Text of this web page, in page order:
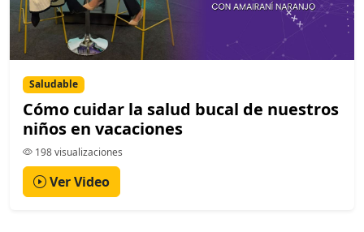
Saludable
Cómo cuidar la salud bucal de nuestros
niños en vacaciones
198 visualizaciones
Ver Video